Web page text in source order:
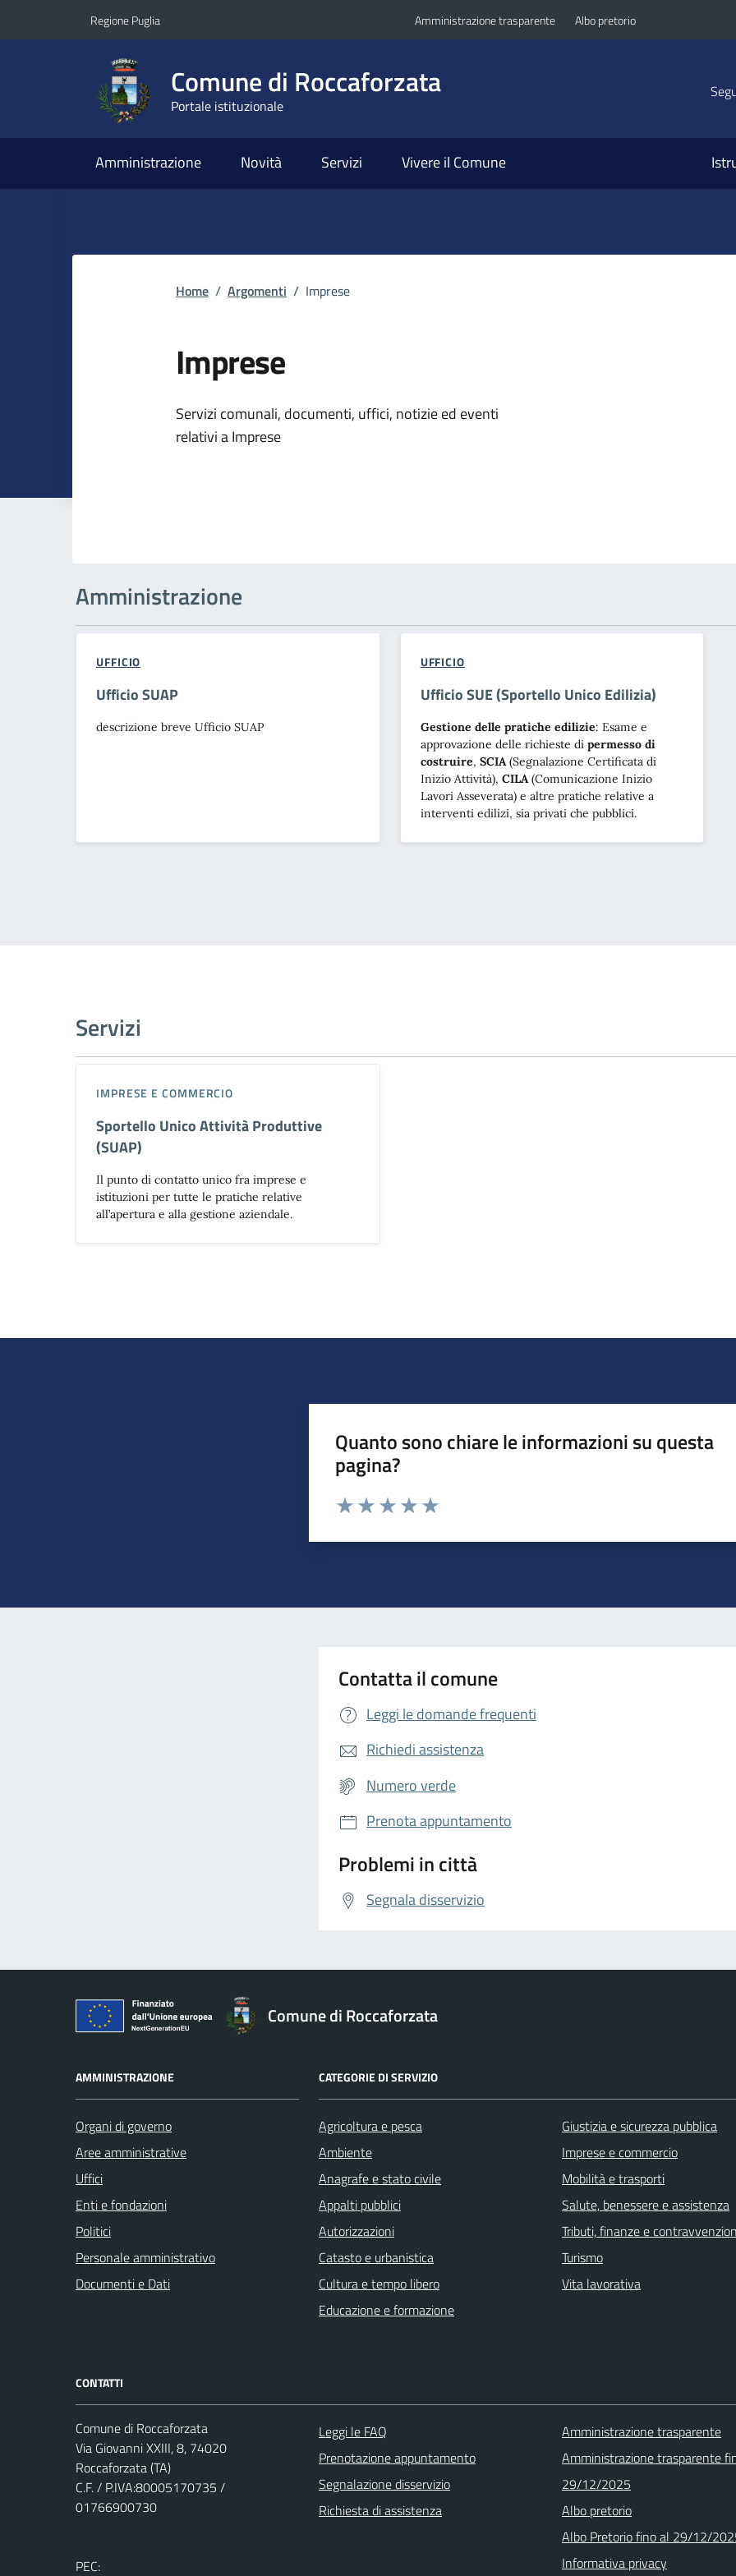
Regione Puglia Amministrazione trasparente Albo pretorio
Comune di Roccaforzata
Portale istituzionale
Amministrazione Novità Servizi Vivere il Comune
Home / Argomenti / Imprese
Imprese
Dettagli dell'argomento
Servizi comunali, documenti, uffici, notizie ed eventi
relativi a Imprese
Amministrazione
UFFICIO
Ufficio SUAP
descrizione breve Ufficio SUAP
UFFICIO
Ufficio SUE (Sportello Unico Edilizia)
Gestione delle pratiche edilizie: Esame e
approvazione delle richieste di permesso di
costruire, SCIA(Segnalazione Certificata di
Inizio Attività), CILA(Comunicazione Inizio
Lavori Asseverata) e altre pratiche relative a
interventi edilizi, sia privati che pubblici.
Servizi
IMPRESE E COMMERCIO
Sportello Unico Attività Produttive
(SUAP)
Il punto di contatto unico fra imprese e
istituzioni per tutte le pratiche relative
all’apertura e alla gestione aziendale.
Quanto sono chiare le informazioni su questa
pagina?
Valuta da 1 a 5 stelle la pagina
Contatta il comune
Leggi le domande frequenti
Richiedi assistenza
Numero verde
Prenota appuntamento
Problemi in città
Segnala disservizio
Comune di Roccaforzata
AMMINISTRAZIONE
Organi di governo
Aree amministrative
Uffici
Enti e fondazioni
Politici
Personale amministrativo
Documenti e Dati
CATEGORIE DI SERVIZIO
Agricoltura e pesca
Ambiente
Anagrafe e stato civile
Appalti pubblici
Autorizzazioni
Catasto e urbanistica
Cultura e tempo libero
Educazione e formazione
Giustizia e sicurezza pubblica
Imprese e commercio
Mobilità e trasporti
Salute, benessere e assistenza
Tributi, finanze e
Turismo
Vita lavorativa
CONTATTI
Comune di Roccaforzata
Via Giovanni XXIII, 8, 74020
Roccaforzata (TA)
C.F. / P.IVA:80005170735 /
01766900730
PEC:
Leggi le FAQ
Prenotazione appuntamento
Segnalazione disservizio
Richiesta di assistenza
Amministrazione trasparente
Amministrazione trasparente
29/12/2025
Albo pretorio
Albo Pretorio fino al 29/12/
Informativa privacy